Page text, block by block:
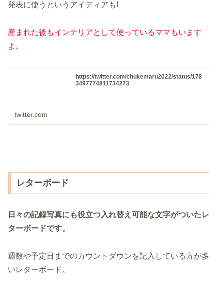
発表に使うというアイディアも!
産まれた後もインテリアとして使っているママもいます
よ。
https://twitter.com/chukemaru2022/status/178
3497774811734273
twitter.com
レターボード
日々の記録写真にも役立つ入れ替え可能な文字がついたレ
ターボードです。
週数や予定日までのカウントダウンを記入している方が多
いレターボード。